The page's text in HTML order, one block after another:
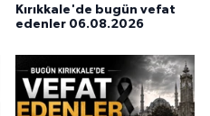
Kırıkkale'de bugün vefat
edenler 06.08.2026